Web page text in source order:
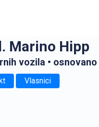
Marino Hipp
vozila •
Vlasnici